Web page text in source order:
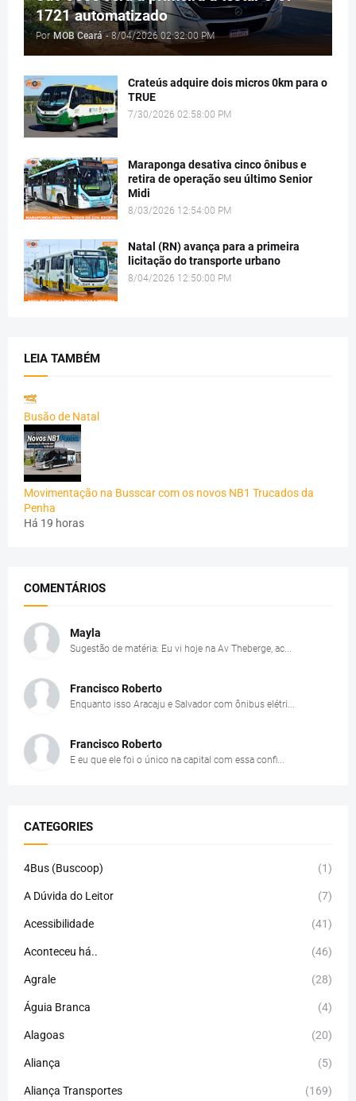
1721 automatizado
Por MOB Ceará - 8/04/2026 02:32:00 PM
Crateús adquire dois micros 0km para o
TRUE
7/30/2026 02:58:00 PM
Maraponga desativa cinco ônibus e
retira de operação seu último Senior
Midi
8/03/2026 12:54:00 PM
Natal (RN) avança para a primeira
licitação do transporte urbano
8/04/2026 12:50:00 PM
LEIA TAMBÉM
Busão de Natal
Movimentação na Busscar com os novos NB1 Trucados da
Penha
Há 19 horas
COMENTÁRIOS
Mayla
Sugestão de matéria: Eu vi hoje na Av Theberge, ac...
Francisco Roberto
Enquanto isso Aracaju e Salvador com ônibus elétri...
Francisco Roberto
E eu que ele foi o único na capital com essa confi...
CATEGORIES
4Bus (Buscoop) (1)
A Dúvida do Leitor (7)
Acessibilidade (41)
Aconteceu há.. (46)
Agrale (28)
Águia Branca (4)
Alagoas (20)
Aliança (5)
Aliança Transportes (169)